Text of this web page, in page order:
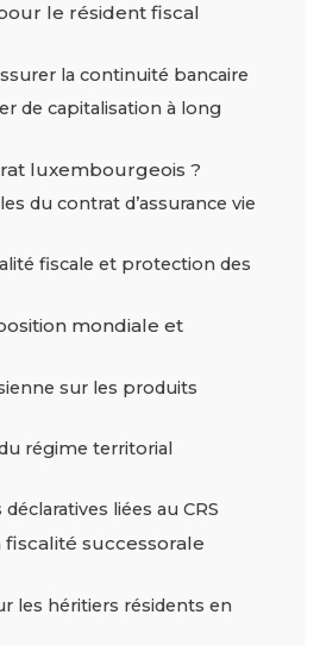
le résident fiscal
la continuité bancaire
de capitalisation à long
luxembourgeois ?
du contrat d’assurance vie
fiscale et protection des
mondiale et
sur les produits
régime territorial
liées au CRS
fiscalité successorale
les héritiers résidents en